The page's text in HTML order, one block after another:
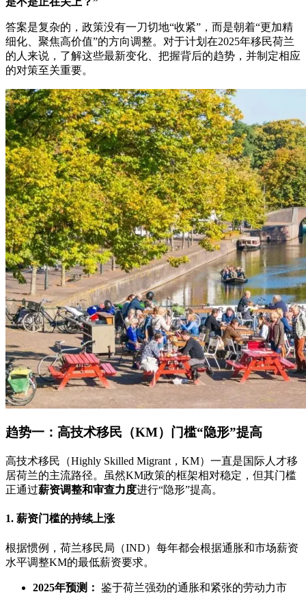
答案是复杂的，政策没有一刀切地“收紧”，而是朝着“更加精
细化、聚焦高价值”的方向调整。对于计划在2025年移民荷兰
的人来说，了解这些最新变化、把握背后的趋势，并制定相应
的对策至关重要。
趋势一：高技术移民（KM）门槛“隐形”提高
高技术移民（Highly Skilled Migrant，KM）一直是国际人才移
居荷兰的主流路径。虽然KM政策的框架相对稳定，但其门槛
正通过薪资调整和审查力度进行“隐形”提高。
1. 薪资门槛的持续上涨
根据惯例，荷兰移民局（IND）每年都会根据通胀和市场薪资
水平调整KM的最低薪资要求。
2025年预测： 鉴于荷兰强劲的通胀和紧张的劳动力市